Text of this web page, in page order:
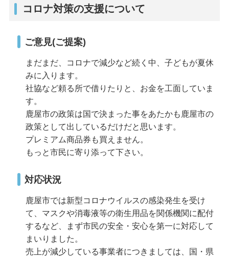
コロナ対策の支援について
ご意見(ご提案)
まだまだ、コロナで減少など続く中、子どもが夏休
みに入ります。
社協など頼る所で借りたりと、お金を工面していま
す。
鹿屋市の政策は国で決まった事をあたかも鹿屋市の
政策として出しているだけだと思います。
プレミアム商品券も買えません。
もっと市民に寄り添って下さい。
対応状況
鹿屋市では新型コロナウイルスの感染発生を受け
て、マスクや消毒液等の衛生用品を関係機関に配付
するなど、まず市民の安全・安心を第一に対応して
まいりました。
売上が減少している事業者につきましては、国・県